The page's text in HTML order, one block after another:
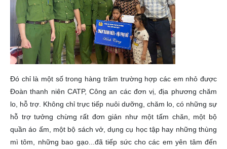
Đó chỉ là một số trong hàng trăm trường hợp các em nhỏ được
Đoàn thanh niên CATP, Công an các đơn vị, địa phương chăm
lo, hỗ trợ. Không chỉ trực tiếp nuôi dưỡng, chăm lo, có những sự
hỗ trợ tưởng chừng rất đơn giản như một tấm chăn, một bộ
quần áo ấm, một bộ sách vở, dụng cụ học tập hay những thùng
mì tôm, những bao gạo...đã tiếp sức cho các em yên tâm đến